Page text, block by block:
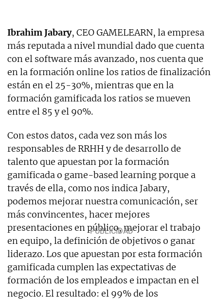
Ibrahim Jabary, CEO GAMELEARN, la empresa
más reputada a nivel mundial dado que cuenta
con el software más avanzado, nos cuenta que
en la formación online los ratios de finalización
están en el 25-30%, mientras que en la
formación gamificada los ratios se mueven
entre el 85 y el 90%.
Con estos datos, cada vez son más los
responsables de RRHH y de desarrollo de
talento que apuestan por la formación
gamificada o game-based learning porque a
través de ella, como nos indica Jabary,
podemos mejorar nuestra comunicación, ser
más convincentes, hacer mejores
presentaciones en público, mejorar el trabajo
en equipo, la definición de objetivos o ganar
liderazo. Los que apuestan por esta formación
gamificada cumplen las expectativas de
formación de los empleados e impactan en el
negocio. El resultado: el 99% de los